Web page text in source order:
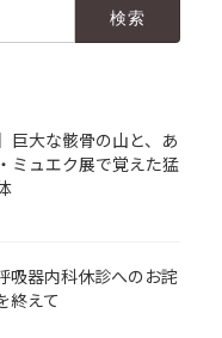
巨大な骸骨の山と、あ
ミュエク展で覚えた猛
吸器内科休診へのお詫
終えて